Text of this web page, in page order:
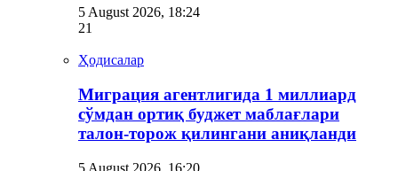
5 August 2026, 18:24
21
Ҳодисалар
Миграция агентлигида 1 миллиард
сўмдан ортиқ буджет маблағлари
талон-торож қилингани аниқланди
5 August 2026, 16:20